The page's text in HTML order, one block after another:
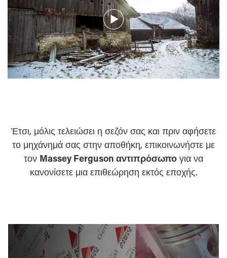
Έτσι, μόλις τελειώσει η σεζόν σας και πριν αφήσετε
το μηχάνημά σας στην αποθήκη, επικοινωνήστε με
τον Massey Ferguson αντιπρόσωπο για να
κανονίσετε μια επιθεώρηση εκτός εποχής.